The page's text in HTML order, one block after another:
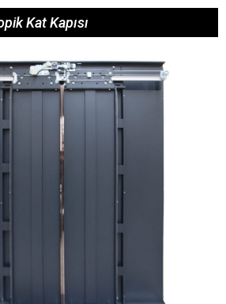
Kat Kapısı